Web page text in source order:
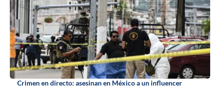
Crimen en directo: asesinan en México a un influencer